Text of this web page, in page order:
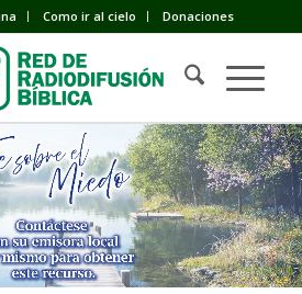
Como ir al cielo Donaciones